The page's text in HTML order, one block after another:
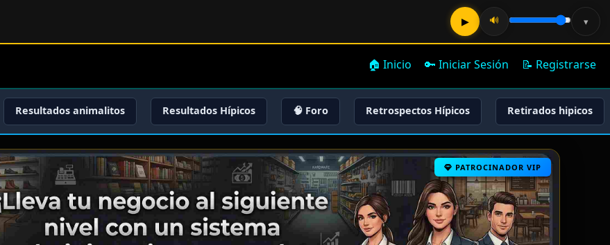
🏠 Inicio 🔑 Iniciar Sesión 📝 Registrarse
Resultados animalitos Resultados Hípicos 🧠 Foro Retrospectos Hípicos Retirados hipicos
PATROCINADOR VIP
▶ 🔊 ▾